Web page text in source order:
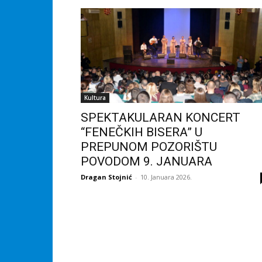
Kultura
SPEKTAKULARAN KONCERT
“FENEČKIH BISERA” U
PREPUNOM POZORIŠTU
POVODOM 9. JANUARA
Dragan Stojnić - 10. Januara 2026.